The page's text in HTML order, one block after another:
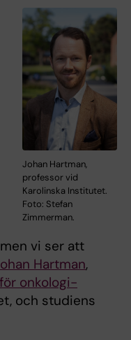
Johan Hartman,
professor vid
Karolinska Institutet.
Foto: Stefan
Zimmerman.
vi ser att
Hartman,
onkologi-
och studiens